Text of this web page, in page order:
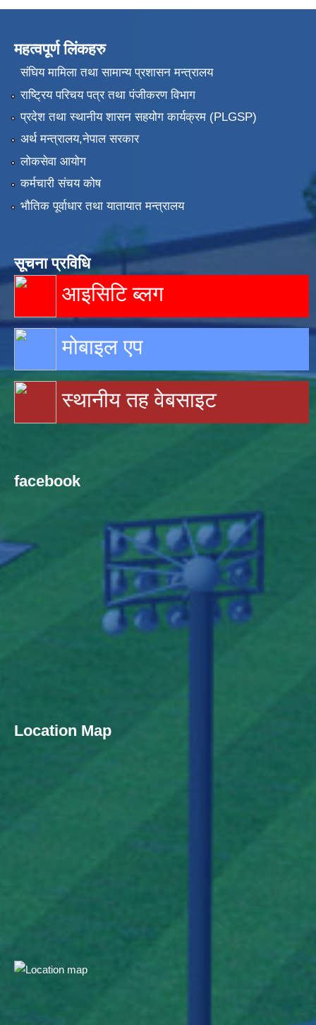
महत्वपूर्ण लिंकहरु
संघिय मामिला तथा सामान्य प्रशासन मन्त्रालय
राष्ट्रिय परिचय पत्र तथा पंजीकरण विभाग
प्रदेश तथा स्थानीय शासन सहयोग कार्यक्रम (PLGSP)
अर्थ मन्त्रालय,नेपाल सरकार
लोकसेवा आयोग
कर्मचारी संचय कोष
भौतिक पूर्वाधार तथा यातायात मन्त्रालय
सूचना प्रविधि
आइसिटि ब्लग
मोबाइल एप
स्थानीय तह वेबसाइट
facebook
Location Map